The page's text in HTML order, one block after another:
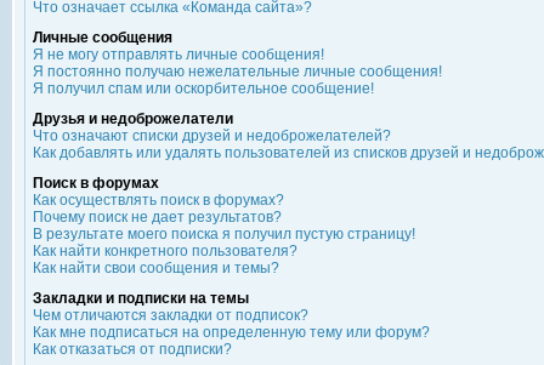
Что означает ссылка «Команда сайта»?
Личные сообщения
Я не могу отправлять личные сообщения!
Я постоянно получаю нежелательные личные сообщения!
Я получил спам или оскорбительное сообщение!
Друзья и недоброжелатели
Что означают списки друзей и недоброжелателей?
Как добавлять или удалять пользователей из списков друзей и
Поиск в форумах
Как осуществлять поиск в форумах?
Почему поиск не дает результатов?
В результате моего поиска я получил пустую страницу!
Как найти конкретного пользователя?
Как найти свои сообщения и темы?
Закладки и подписки на темы
Чем отличаются закладки от подписок?
Как мне подписаться на определенную тему или форум?
Как отказаться от подписки?